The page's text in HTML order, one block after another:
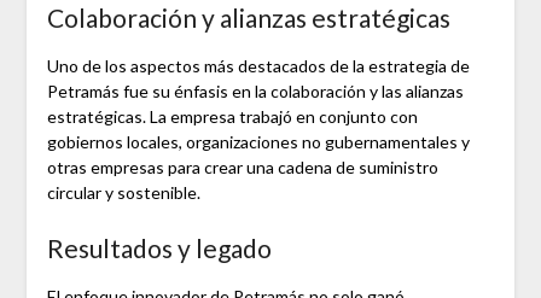
Colaboración y alianzas estratégicas
Uno de los aspectos más destacados de la estrategia de
Petramás fue su énfasis en la colaboración y las alianzas
estratégicas. La empresa trabajó en conjunto con
gobiernos locales, organizaciones no gubernamentales y
otras empresas para crear una cadena de suministro
circular y sostenible.
Resultados y legado